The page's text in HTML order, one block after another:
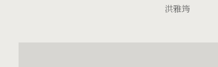
洪雅筠